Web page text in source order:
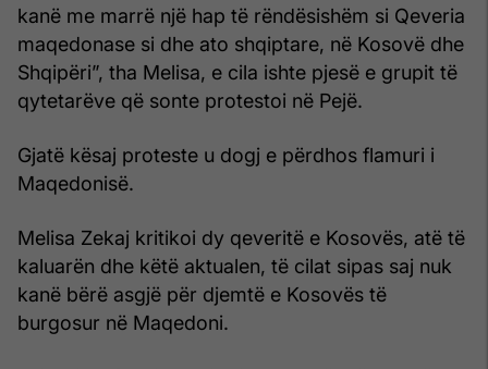
kanë me marrë një hap të rëndësishëm si Qeveria
maqedonase si dhe ato shqiptare, në Kosovë dhe
Shqipëri”, tha Melisa, e cila ishte pjesë e grupit të
qytetarëve që sonte protestoi në Pejë.
Gjatë kësaj proteste u dogj e përdhos flamuri i
Maqedonisë.
Melisa Zekaj kritikoi dy qeveritë e Kosovës, atë të
kaluarën dhe këtë aktualen, të cilat sipas saj nuk
kanë bërë asgjë për djemtë e Kosovës të
burgosur në Maqedoni.